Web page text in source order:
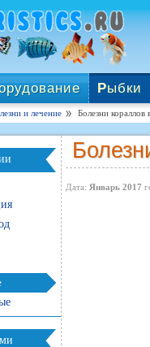
Рыбки
и лечение Болезни
Дата: Январь 2017